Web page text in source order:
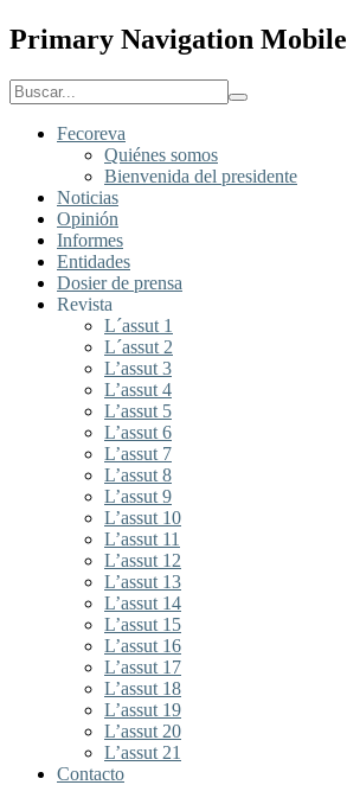
Primary Navigation Mobile
Fecoreva
Quiénes somos
Bienvenida del presidente
Noticias
Opinión
Informes
Entidades
Dosier de prensa
Revista
L´assut 1
L´assut 2
L’assut 3
L’assut 4
L’assut 5
L’assut 6
L’assut 7
L’assut 8
L’assut 9
L’assut 10
L’assut 11
L’assut 12
L’assut 13
L’assut 14
L’assut 15
L’assut 16
L’assut 17
L’assut 18
L’assut 19
L’assut 20
L’assut 21
Contacto